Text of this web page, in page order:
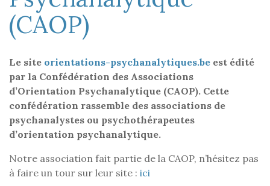
(CAOP)
Le site orientations-psychanalytiques.be est édité
par la Confédération des Associations
d’Orientation Psychanalytique (CAOP). Cette
confédération rassemble des associations de
psychanalystes ou psychothérapeutes
d’orientation psychanalytique.
Notre association fait partie de la CAOP, n’hésitez pas
à faire un tour sur leur site : ici